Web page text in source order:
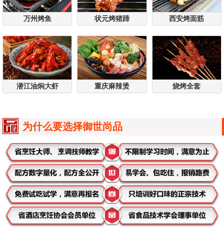
万州烤鱼 状元烤猪蹄 西安烤面筋
潜江油焖大虾 重庆麻辣烫 烧烤全套
为什么要选择御世尚品